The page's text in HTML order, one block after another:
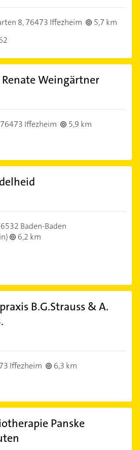
8,76473 Iffezheim
5,7 km
Weingärtner
76473 Iffezheim
5,9 km
Baden-Baden
6,2 km
B.G.Strauss & A.
Iffezheim
6,3 km
Panske